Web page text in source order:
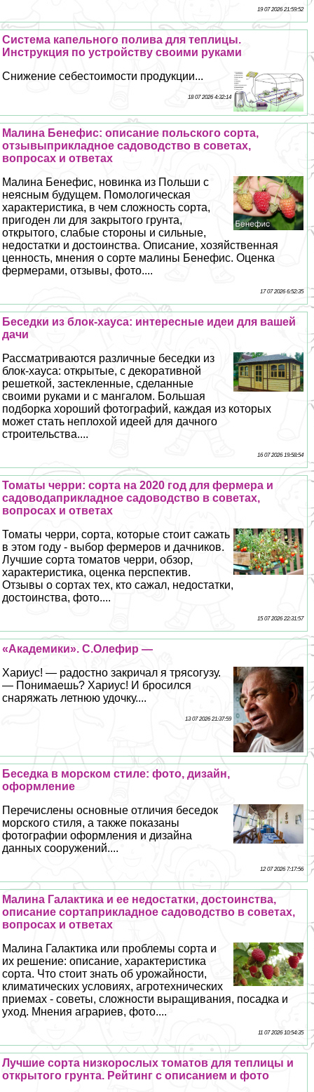
19 07 2026 21:59:52
Система капельного полива для теплицы.
Инструкция по устройству своими руками
Снижение себестоимости продукции...
18 07 2026 4:32:14
Малина Бенефис: описание польского сорта,
отзывыприкладное садоводство в советах,
вопросах и ответах
Малина Бенефис, новинка из Польши с
неясным будущем. Помологическая
хаpaктеристика, в чем сложность сорта,
пригоден ли для закрытого грунта,
открытого, слабые стороны и сильные,
недостатки и достоинства. Описание, хозяйственная
ценность, мнения о сорте малины Бенефис. Оценка
фермерами, отзывы, фото....
17 07 2026 6:52:35
Беседки из блок-хауса: интересные идеи для вашей
дачи
Рассматриваются различные беседки из
блок-хауса: открытые, с декоративной
решеткой, застекленные, сделанные
своими руками и с мангалом. Большая
подборка хороший фотографий, каждая из которых
может стать неплохой идеей для дачного
строительства....
16 07 2026 19:58:54
Томаты черри: сорта на 2020 год для фермера и
садоводаприкладное садоводство в советах,
вопросах и ответах
Томаты черри, сорта, которые стоит сажать
в этом году - выбор фермеров и дачников.
Лучшие сорта томатов черри, обзор,
хаpaктеристика, оценка перспектив.
Отзывы о сортах тех, кто сажал, недостатки,
достоинства, фото....
15 07 2026 22:31:57
«Академики». С.Олефир —
Хариус! — радостно закричал я трясогузу.
— Понимаешь? Хариус! И бросился
снаряжать летнюю удочку....
13 07 2026 21:37:59
Беседка в морском стиле: фото, дизайн,
оформление
Перечислены основные отличия беседок
морского стиля, а также показаны
фотографии оформления и дизайна
данных сооружений....
12 07 2026 7:17:56
Малина Галактика и ее недостатки, достоинства,
описание сортаприкладное садоводство в советах,
вопросах и ответах
Малина Галактика или проблемы сорта и
их решение: описание, хаpaктеристика
сорта. Что стоит знать об урожайности,
климатических условиях, агротехнических
приемах - советы, сложности выращивания, посадка и
уход. Мнения аграриев, фото....
11 07 2026 10:54:35
Лучшие сорта низкорослых томатов для теплицы и
открытого грунта. Рейтинг с описанием и фото